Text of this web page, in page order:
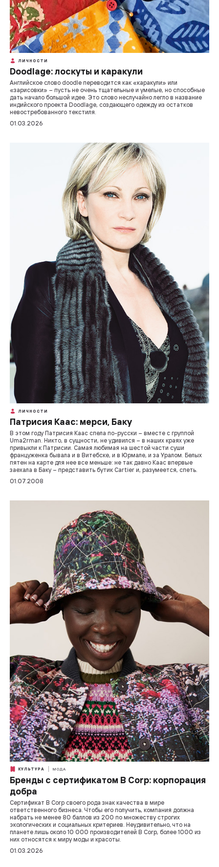
ЛИЧНОСТИ
Doodlage: лоскуты и каракули
Английское слово doodle переводится как «каракули» или
«зарисовки» – пусть не очень тщательные и умелые, но способные
дать начало большой идее. Это слово неслучайно легло в название
индийского проекта Doodlage, создающего одежду из остатков
невостребованного текстиля.
01.03.2026
ЛИЧНОСТИ
Патрисия Каас: мерси, Баку
В этом году Патрисия Каас спела по-русски – вместе с группой
Uma2rman. Никто, в сущности, не удивился – в наших краях уже
привыкли к Патрисии. Самая любимая на шестой части суши
француженка бывала и в Витебске, и в Юрмале, и за Уралом. Белых
пятен на карте для нее все меньше: не так давно Каас впервые
заехала в Баку – представить бутик Cartier и, разумеется, спеть.
01.07.2008
КУЛЬТУРА МОДА
Бренды с сертификатом B Corp: корпорация
добра
Сертификат B Corp своего рода знак качества в мире
ответственного бизнеса. Чтобы его получить, компания должна
набрать не менее 80 баллов из 200 по множеству строгих
экологических и социальных критериев. Неудивительно, что на
планете лишь около 10 000 производителей B Corp, более 1000 из
них относятся к миру моды и красоты.
01.03.2026